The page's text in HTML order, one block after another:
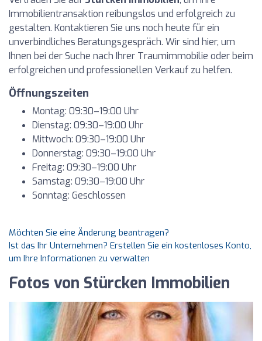
Immobilientransaktion reibungslos und erfolgreich zu
gestalten. Kontaktieren Sie uns noch heute für ein
unverbindliches Beratungsgespräch. Wir sind hier, um
Ihnen bei der Suche nach Ihrer Traumimmobilie oder beim
erfolgreichen und professionellen Verkauf zu helfen.
Öffnungszeiten
Montag: 09:30–19:00 Uhr
Dienstag: 09:30–19:00 Uhr
Mittwoch: 09:30–19:00 Uhr
Donnerstag: 09:30–19:00 Uhr
Freitag: 09:30–19:00 Uhr
Samstag: 09:30–19:00 Uhr
Sonntag: Geschlossen
Möchten Sie eine Änderung beantragen?
Ist das Ihr Unternehmen? Erstellen Sie ein kostenloses Konto,
um Ihre Informationen zu verwalten
Fotos von Stürcken Immobilien